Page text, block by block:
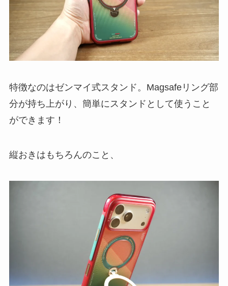
特徴なのはゼンマイ式スタンド。Magsafeリング部
分が持ち上がり、簡単にスタンドとして使うこと
ができます！
縦おきはもちろんのこと、